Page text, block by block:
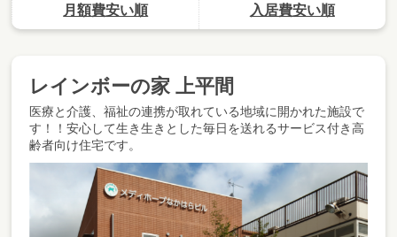
月額費安い順 入居費安い順
レインボーの家 上平間
医療と介護、福祉の連携が取れている地域に開かれた施設で
す！！安心して生き生きとした毎日を送れるサービス付き高
齢者向け住宅です。